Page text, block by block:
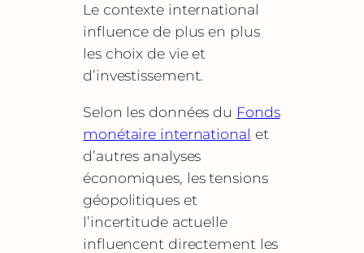
Le contexte international
influence de plus en plus
les choix de vie et
d’investissement.
Selon les données du Fonds
monétaire international et
d’autres analyses
économiques, les tensions
géopolitiques et
l’incertitude actuelle
influencent directement les